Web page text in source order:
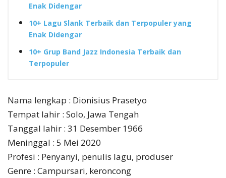
Enak Didengar
10+ Lagu Slank Terbaik dan Terpopuler yang
Enak Didengar
10+ Grup Band Jazz Indonesia Terbaik dan
Terpopuler
Nama lengkap : Dionisius Prasetyo
Tempat lahir : Solo, Jawa Tengah
Tanggal lahir : 31 Desember 1966
Meninggal : 5 Mei 2020
Profesi : Penyanyi, penulis lagu, produser
Genre : Campursari, keroncong